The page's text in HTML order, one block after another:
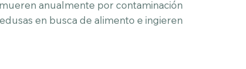
anualmente por contaminación
en busca de alimento e ingieren